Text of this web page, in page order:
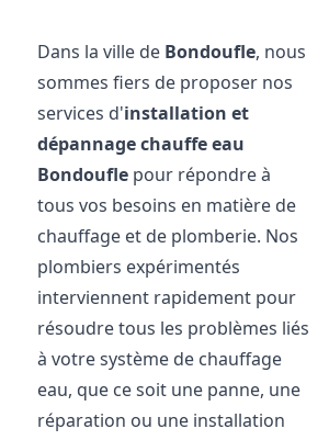
Dans la ville de Bondoufle, nous
sommes fiers de proposer nos
services d'installation et
dépannage chauffe eau
Bondoufle pour répondre à
tous vos besoins en matière de
chauffage et de plomberie. Nos
plombiers expérimentés
interviennent rapidement pour
résoudre tous les problèmes liés
à votre système de chauffage
eau, que ce soit une panne, une
réparation ou une installation